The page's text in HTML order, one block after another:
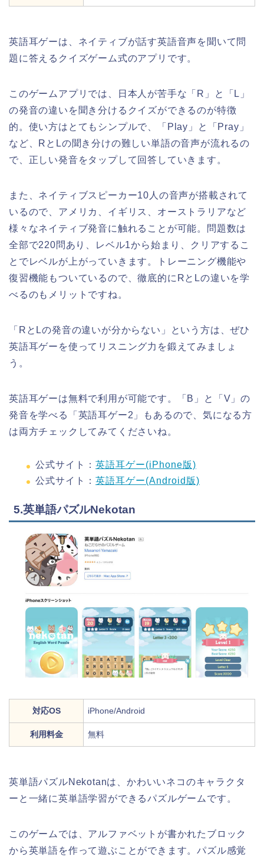
英語耳ゲーは、ネイティブが話す英語音声を聞いて問
題に答えるクイズゲーム式のアプリです。
このゲームアプリでは、日本人が苦手な「R」と「L」
の発音の違いを聞き分けるクイズができるのが特徴
的。使い方はとてもシンプルで、「Play」と「Pray」
など、RとLの聞き分けの難しい単語の音声が流れるの
で、正しい発音をタップして回答していきます。
また、ネイティブスピーカー10人の音声が搭載されて
いるので、アメリカ、イギリス、オーストラリアなど
様々なネイティブ発音に触れることが可能。問題数は
全部で220問あり、レベル1から始まり、クリアするこ
とでレベルが上がっていきます。トレーニング機能や
復習機能もついているので、徹底的にRとLの違いを学
べるのもメリットですね。
「RとLの発音の違いが分からない」という方は、ぜひ
英語耳ゲーを使ってリスニング力を鍛えてみましょ
う。
英語耳ゲーは無料で利用が可能です。「B」と「V」の
発音を学べる「英語耳ゲー2」もあるので、気になる方
は両方チェックしてみてくださいね。
公式サイト： 英語耳ゲー(iPhone版)
公式サイト： 英語耳ゲー(Android版)
5.英単語パズルNekotan
対応OS iPhone/Android
利用料金 無料
英単語パズルNekotanは、かわいいネコのキャラクタ
ーと一緒に英単語学習ができるパズルゲームです。
このゲームでは、アルファベットが書かれたブロック
から英単語を作って遊ぶことができます。パズル感覚